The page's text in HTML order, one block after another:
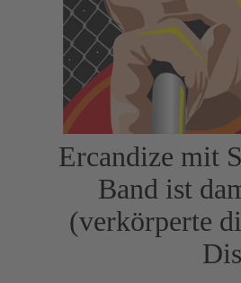
Ercandize mit
Band ist
(verkörperte